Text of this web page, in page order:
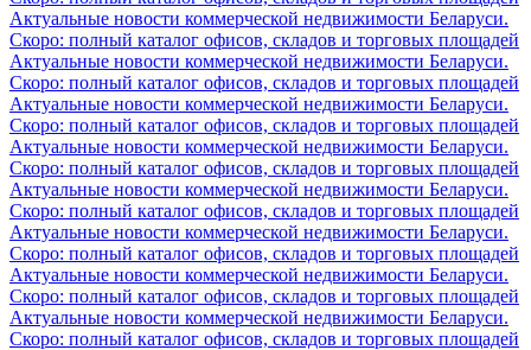
Актуальные новости коммерческой недвижимости Беларуси.
Скоро: полный каталог офисов, складов и торговых площадей
Актуальные новости коммерческой недвижимости Беларуси.
Скоро: полный каталог офисов, складов и торговых площадей
Актуальные новости коммерческой недвижимости Беларуси.
Скоро: полный каталог офисов, складов и торговых площадей
Актуальные новости коммерческой недвижимости Беларуси.
Скоро: полный каталог офисов, складов и торговых площадей
Актуальные новости коммерческой недвижимости Беларуси.
Скоро: полный каталог офисов, складов и торговых площадей
Актуальные новости коммерческой недвижимости Беларуси.
Скоро: полный каталог офисов, складов и торговых площадей
Актуальные новости коммерческой недвижимости Беларуси.
Скоро: полный каталог офисов, складов и торговых площадей
Актуальные новости коммерческой недвижимости Беларуси.
Скоро: полный каталог офисов, складов и торговых площадей